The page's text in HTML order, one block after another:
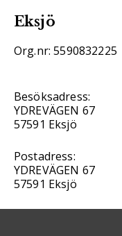
Eksjö
Org.nr: 5590832225
Besöksadress:
YDREVÄGEN 67
57591 Eksjö
Postadress:
YDREVÄGEN 67
57591 Eksjö